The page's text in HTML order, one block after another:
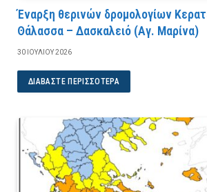
Έναρξη θερινών δρομολογίων
Θάλασσα – Δασκαλειό (Αγ. Μαρίνα)
30 ΙΟΥΛΊΟΥ 2026
ΔΙΑΒΆΣΤΕ ΠΕΡΙΣΣΌΤΕΡΑ